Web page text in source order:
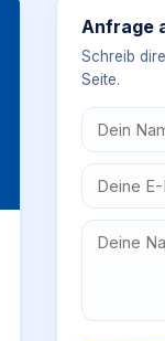
Anfrage
Schreib
Seite.